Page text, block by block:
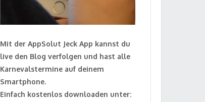
Mit der AppSolut Jeck App kannst du
live den Blog verfolgen und hast alle
Karnevalstermine auf deinem
Smartphone.
Einfach kostenlos downloaden unter: